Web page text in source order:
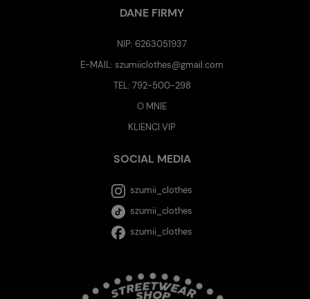
DANE FIRMY
NIP: 6263051937
E-MAIL:szumiiclothes@gmail.com
TEL: 792-500-298
O MNIE
KLIENCI VIP
SOCIAL MEDIA
szumii_clothes
szumii_clothes
szumii_clothes